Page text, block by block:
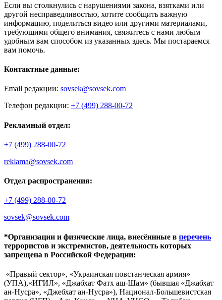
Если вы столкнулись с нарушениями закона, взятками или
другой несправедливостью, хотите сообщить важную
информацию, поделиться видео или другими материалами,
требующими общего внимания, свяжитесь с нами любым
удобным вам способом из указанных здесь. Мы постараемся
вам помочь.
Контактные данные:
Email редакции: sovsek@sovsek.com
Телефон редакции: +7 (499) 288-00-72
Рекламный отдел:
+7 (499) 288-00-72
reklama@sovsek.com
Отдел распространения:
+7 (499) 288-00-72
sovsek@sovsek.com
*Организации и физические лица, внесённные в перечень
террористов и экстремистов, деятельность которых
запрещена в Российской Федерации:
«Правый сектор», «Украинская повстанческая армия»
(УПА),«ИГИЛ», «Джабхат Фатх аш-Шам» (бывшая «Джабхат
ан-Нусра», «Джебхат ан-Нусра»), Национал-Большевистская